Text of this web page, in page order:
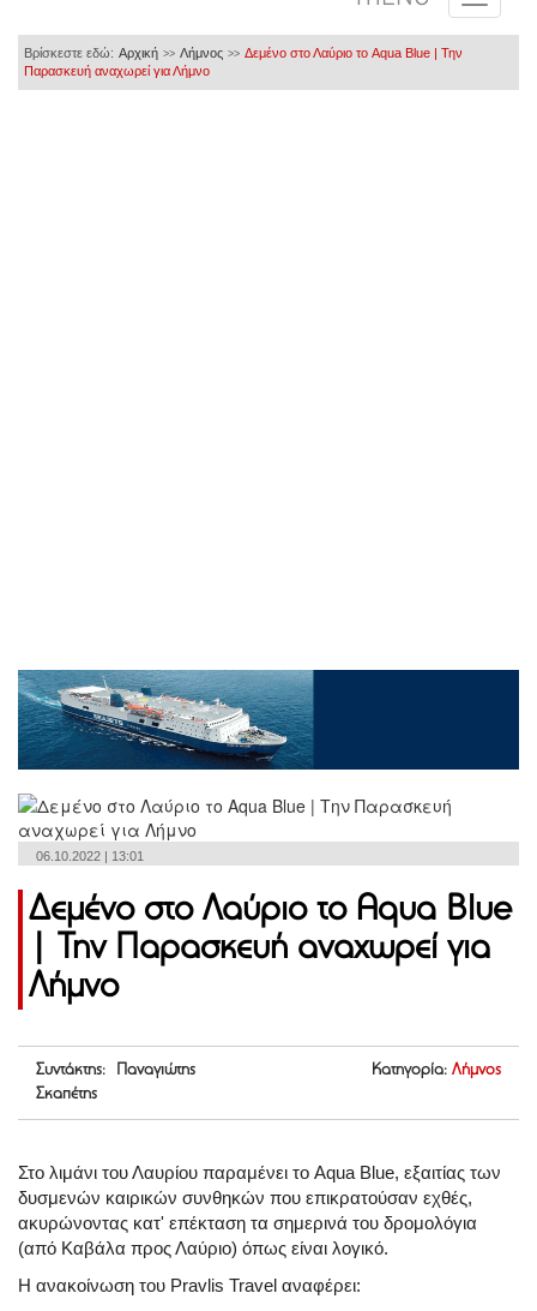
Βρίσκεστε εδώ: Αρχική >> Λήμνος >> Δεμένο στο Λαύριο το Aqua Blue | Την
Παρασκευή αναχωρεί για Λήμνο
06.10.2022 | 13:01
Δεμένο στο Λαύριο το Aqua Blue
| Την Παρασκευή αναχωρεί για
Λήμνο
Συντάκτης: Παναγιώτης
Σκαπέτης
Κατηγορία: Λήμνος
Στο λιμάνι του Λαυρίου παραμένει το Aqua Blue, εξαιτίας των
δυσμενών καιρικών συνθηκών που επικρατούσαν εχθές,
ακυρώνοντας κατ' επέκταση τα σημερινά του δρομολόγια
(από Καβάλα προς Λαύριο) όπως είναι λογικό.
Η ανακοίνωση του Pravlis Travel αναφέρει: